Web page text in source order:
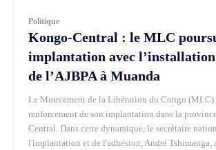
Politique
Kongo-Central : le MLC
implantation avec
de l’AJBPA à Muanda
Le Mouvement de la Libération du Congo (MLC)
renforcement de son implantation dans la
Central. Dans cette dynamique, le secrétaire
l'implantation et de l'adhésion, André Tshimanga,